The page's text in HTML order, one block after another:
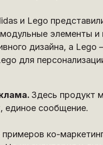
и Lego
модульные элементы
дизайна, а
для
Здесь продукт
сообщение.
ко-